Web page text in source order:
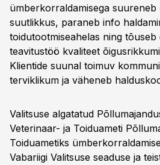
ümberkorraldamisega
suutlikkus, paraneb info
toidutootmiseahelas ning
teavitustöö kvaliteet
Klientide suunal toimuv
terviklikum ja väheneb
Valitsuse algatatud
Veterinaar- ja Toiduameti
Toiduametiks
Vabariigi Valitsuse seaduse ja